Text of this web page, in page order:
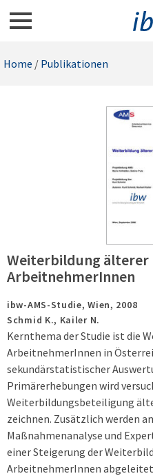
Home / Publikationen
Weiterbildung älterer
ArbeitnehmerInnen
ibw-AMS-Studie,Wien, 2008
Schmid K., Kailer N.
Kernthema der Studie ist die
ArbeitnehmerInnen in
sekundärstatistischer
Primärerhebungen wird
Weiterbildungsbeteiligung
zeichnen. Zusätzlich werden
Maßnahmenanalyse und
einer Steigerung der
ArbeitnehmerInnen